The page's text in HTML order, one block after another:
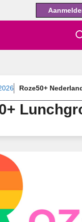
Roze50+